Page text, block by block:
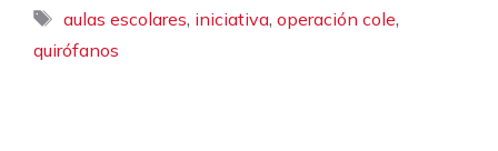
Etiquetas
aulas escolares, iniciativa,operación cole,
quirófanos